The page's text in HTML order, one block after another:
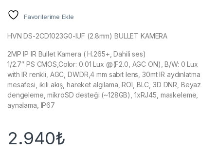
Favorilerime Ekle
HVN DS-2CD1023G0-IUF (2.8mm) BULLET KAMERA
2MP IP IR Bullet Kamera ( H.265+, Dahili ses)
1/2.7″ PS CMOS,Color: 0.01 Lux @(F2.0, AGC ON), B/W: 0 Lux
with IR renkli, AGC, DWDR,4 mm sabit lens, 30mt IR aydınlatma
mesafesi, ikili akış, hareket algılama, ROI, BLC, 3D DNR, Beyaz
dengeleme, mikroSD desteği (~128GB), 1xRJ45, maskeleme,
aynalama, IP67
2.940₺